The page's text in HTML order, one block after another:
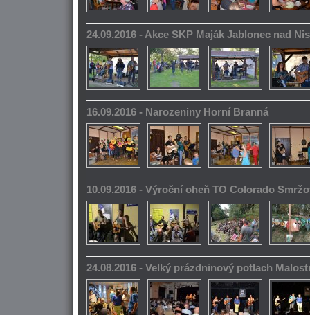
24.09.2016 - Akce SKP Maják Jablonec nad
16.09.2016 - Narozeniny Horní Branná
10.09.2016 - Výroční oheň TO Colorado
24.08.2016 - Velký prázdninový potlach